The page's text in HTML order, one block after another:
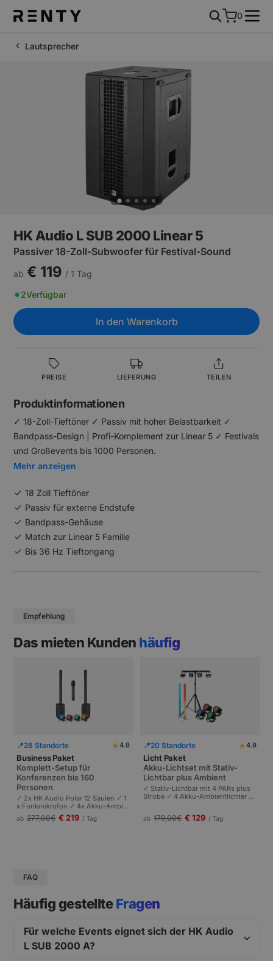
0
Lautsprecher
HK Audio L SUB 2000 Linear 5
Passiver 18-Zoll-Subwoofer für Festival-Sound
ab € 119 / 1 Tag
2Verfügbar
In den Warenkorb
PREISE LIEFERUNG TEILEN
Produktinformationen
✓ 18-Zoll-Tieftöner ✓ Passiv mit hoher Belastbarkeit ✓
Bandpass-Design | Profi-Komplement zur Linear 5 ✓ Festivals
und Großevents bis 1000 Personen.
Mehr anzeigen
18 Zoll Tieftöner
Passiv für externe Endstufe
Bandpass-Gehäuse
Match zur Linear 5 Familie
Bis 36 Hz Tieftongang
Empfehlung
Das mieten Kunden häufig
📍28 Standorte ★4.9
Business Paket
Komplett-Setup für
Konferenzen bis 160
Personen
✓ 2x HK Audio Polar 12 Säulen ✓ 1
x Funkmikrofon ✓ 4x Akku-Ambie
ntlichter | Komplettes Setup für Ta
gungen und Pressekonferenzen |
ab 277,00€ € 219 / Tag
📍20 Standorte ★4.9
Licht Paket
Akku-Lichtset mit Stativ-
Lichtbar plus Ambient
✓ Stativ-Lichtbar mit 4 PARs plus
Strobe ✓ 4 Akku-Ambientlichter ✓
ersonen.
ab 179,00€ € 129 / Tag
FAQ
Häufig gestellteFragen
Für welche Events eignet sich der HK Audio
L SUB 2000 A?